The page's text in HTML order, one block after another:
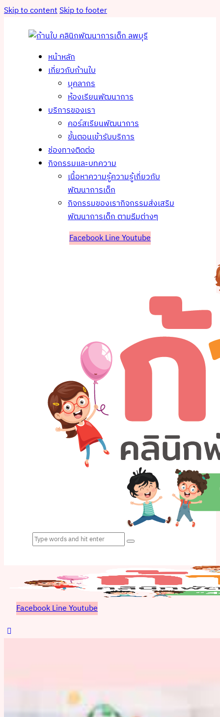
Skip to contentSkip to footer
หน้าหลัก
เกี่ยวกับก้านใบ
บุคลากร
ห้องเรียนพัฒนาการ
บริการของเรา
คอร์สเรียนพัฒนาการ
ขั้นตอนเข้ารับบริการ
ช่องทางติดต่อ
กิจกรรมและบทความ
เนื้อหาความรู้ความรู้เกี่ยวกับ
พัฒนาการเด็ก
กิจกรรมของเรากิจกรรมส่งเสริม
พัฒนาการเด็ก ตามธีมต่างๆ
FacebookLineYoutube
FacebookLineYoutube